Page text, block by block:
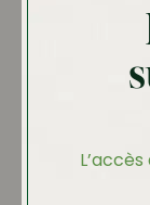
Article 6 –
Toutes les
internet ne
par carte
la propriété de
prix du produit.
d’autorisation